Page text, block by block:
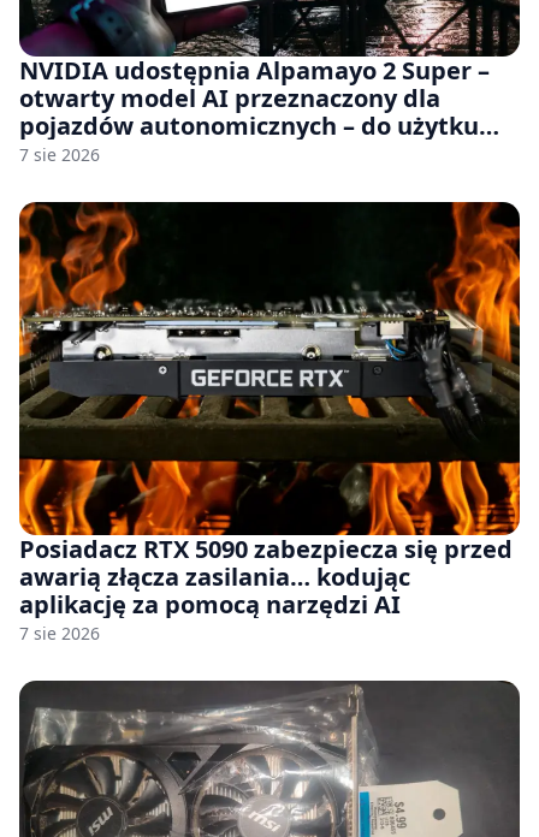
NVIDIA udostępnia Alpamayo 2 Super –
otwarty model AI przeznaczony dla
pojazdów autonomicznych – do użytku
komercyjnego
7 sie 2026
Posiadacz RTX 5090 zabezpiecza się przed
awarią złącza zasilania… kodując
aplikację za pomocą narzędzi AI
7 sie 2026